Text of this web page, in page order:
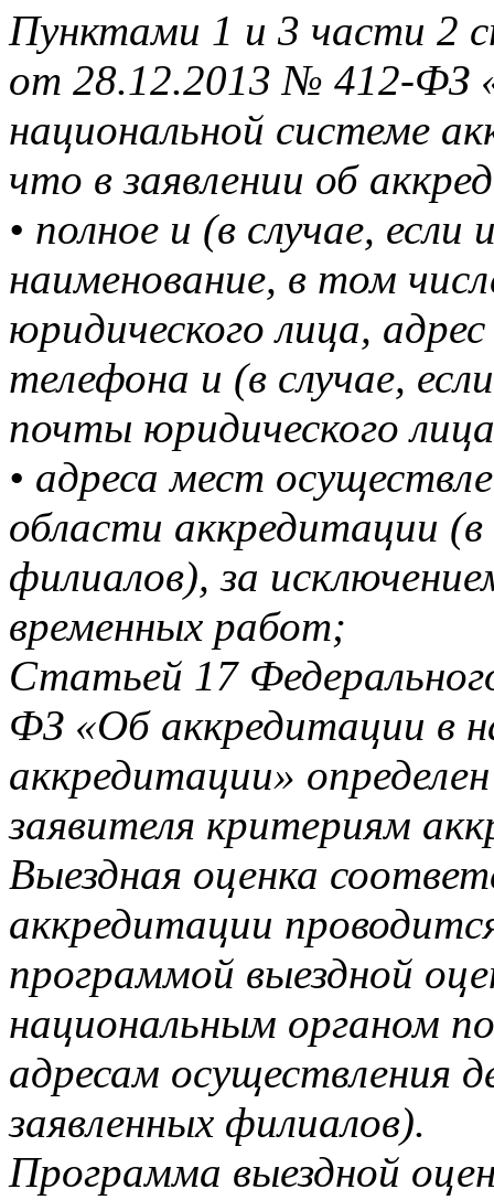
Пунктами 1 и 3 части 2
от 28.12.2013 № 412-ФЗ
национальной системе
что в заявлении об
• полное и (в случае,
наименование, в том
юридического лица,
телефона и (в случае,
почты юридического
• адреса мест
области аккредитации
филиалов), за
временных работ;
Статьей 17
ФЗ «Об аккредитации в
аккредитации»
заявителя критериям
Выездная оценка
аккредитации
программой выездной
национальным органом
адресам осуществления
заявленных филиалов).
Программа выездной